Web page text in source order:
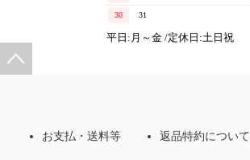
30 31
平日:月～金 /定休日:土日祝
お支払・送料等 返品特約について